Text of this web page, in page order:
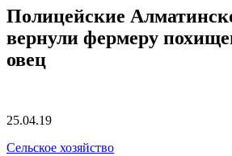
Полицейские
вернули фермеру
овец
25.04.19
Сельское хозяйство